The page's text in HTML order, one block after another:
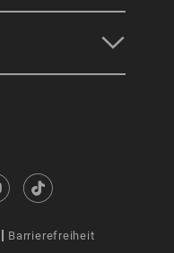
Barrierefreiheit